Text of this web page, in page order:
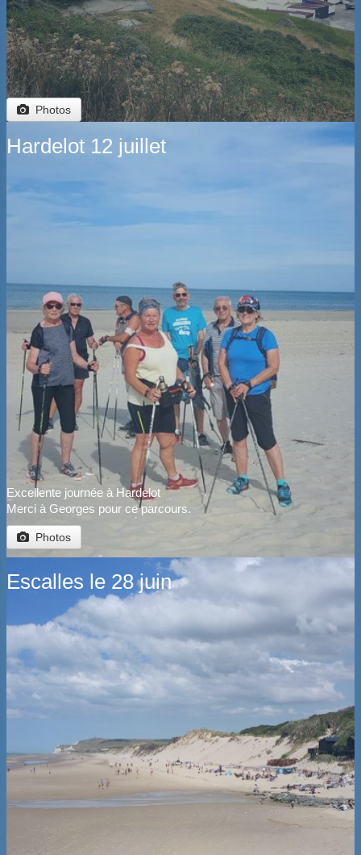
Photos
Hardelot 12 juillet
Excellente journée à Hardelot
Merci à Georges pour ce parcours.
Photos
Escalles le 28 juin